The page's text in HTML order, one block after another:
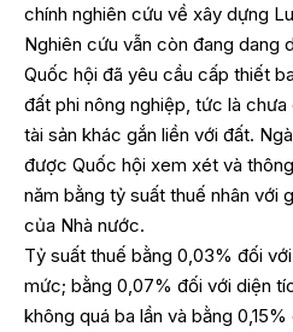
chính nghiên cứu về xây dựng
Nghiên cứu vẫn còn đang dang
Quốc hội đã yêu cầu cấp thiết
đất phi nông nghiệp, tức là
tài sản khác gắn liền với đất.
được Quốc hội xem xét và
năm bằng tỷ suất thuế nhân với
của Nhà nước.
Tỷ suất thuế bằng 0,03% đối
mức; bằng 0,07% đối với diện
không quá ba lần và bằng